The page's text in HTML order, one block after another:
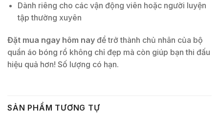
Dành riêng cho các vận động viên hoặc người luyện
tập thường xuyên
Đặt mua ngay hôm nay để trở thành chủ nhân của bộ
quần áo bóng rổ không chỉ đẹp mà còn giúp bạn thi đấu
hiệu quả hơn! Số lượng có hạn.
SẢN PHẨM TƯƠNG TỰ